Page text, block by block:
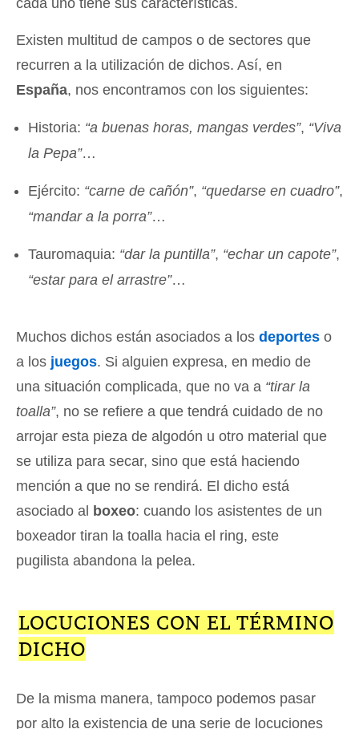
Existen multitud de campos o de sectores que
recurren a la utilización de dichos. Así, en
España, nos encontramos con los siguientes:
Historia: “a buenas horas, mangas verdes”, “Viva
la Pepa”…
Ejército: “carne de cañón”, “quedarse en cuadro”,
“mandar a la porra”…
Tauromaquia: “dar la puntilla”, “echar un capote”,
“estar para el arrastre”…
Muchos dichos están asociados a los deportes o
a los juegos. Si alguien expresa, en medio de
una situación complicada, que no va a “tirar la
toalla”, no se refiere a que tendrá cuidado de no
arrojar esta pieza de algodón u otro material que
se utiliza para secar, sino que está haciendo
mención a que no se rendirá. El dicho está
asociado al boxeo: cuando los asistentes de un
boxeador tiran la toalla hacia el ring, este
pugilista abandona la pelea.
LOCUCIONES CON EL TÉRMINO
DICHO
De la misma manera, tampoco podemos pasar
por alto la existencia de una serie de locuciones